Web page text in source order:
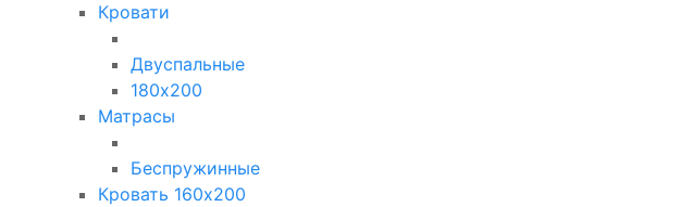
Кровати
Двуспальные
180х200
Матрасы
Беспружинные
Кровать 160х200